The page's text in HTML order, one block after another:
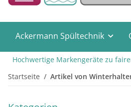
Ackermann Spültechnik
Hochwertige Markengeräte zu
Startseite
Artikel von